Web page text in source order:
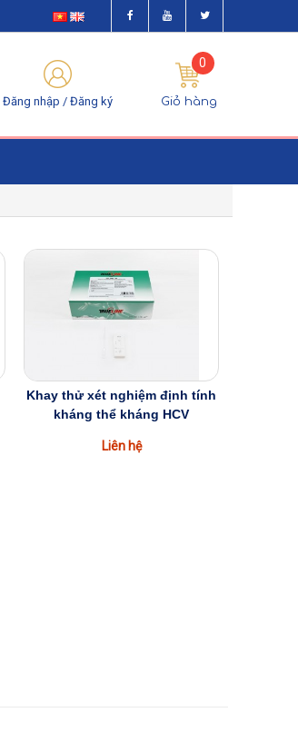
Đăng nhập /Đăng ký Giỏ hàng
0
Khay thử xét nghiệm định tính
kháng thể kháng HCV
Liên hệ